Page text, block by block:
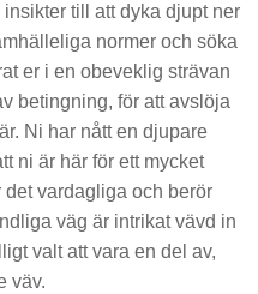
till att dyka djupt ner
normer och söka
er i en obeveklig strävan
betingning, för att avslöja
Ni har nått en djupare
ni är här för ett mycket
det vardagliga och berör
väg är intrikat vävd in
valt att vara en del av,
väv.